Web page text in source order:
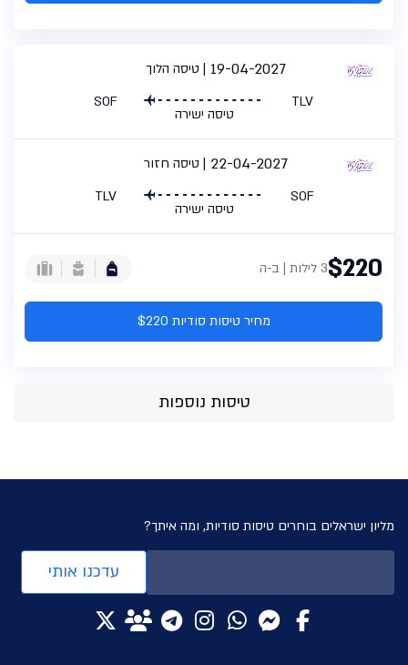
טיסה הלוך 19-04-2027
TLV
טיסה ישירה
SOF
טיסה חזור 22-04-2027
SOF
טיסה ישירה
TLV
$2203 לילות | ב-ה
מחיר טיסות סודיות $220
טיסות נוספות
מליון ישראלים בוחרים טיסות סודיות, ומה איתך?
עדכנו אותי